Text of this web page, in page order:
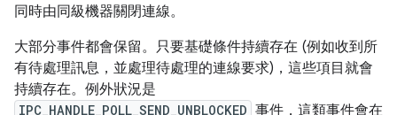
同時由同級機器關閉連線。
大部分事件都會保留。只要基礎條件持續存在 (例如收到所
有待處理訊息，並處理待處理的連線要求)，這些項目就會
持續存在。例外狀況是
IPC_HANDLE_POLL_SEND_UNBLOCKED 事件，這類事件會在